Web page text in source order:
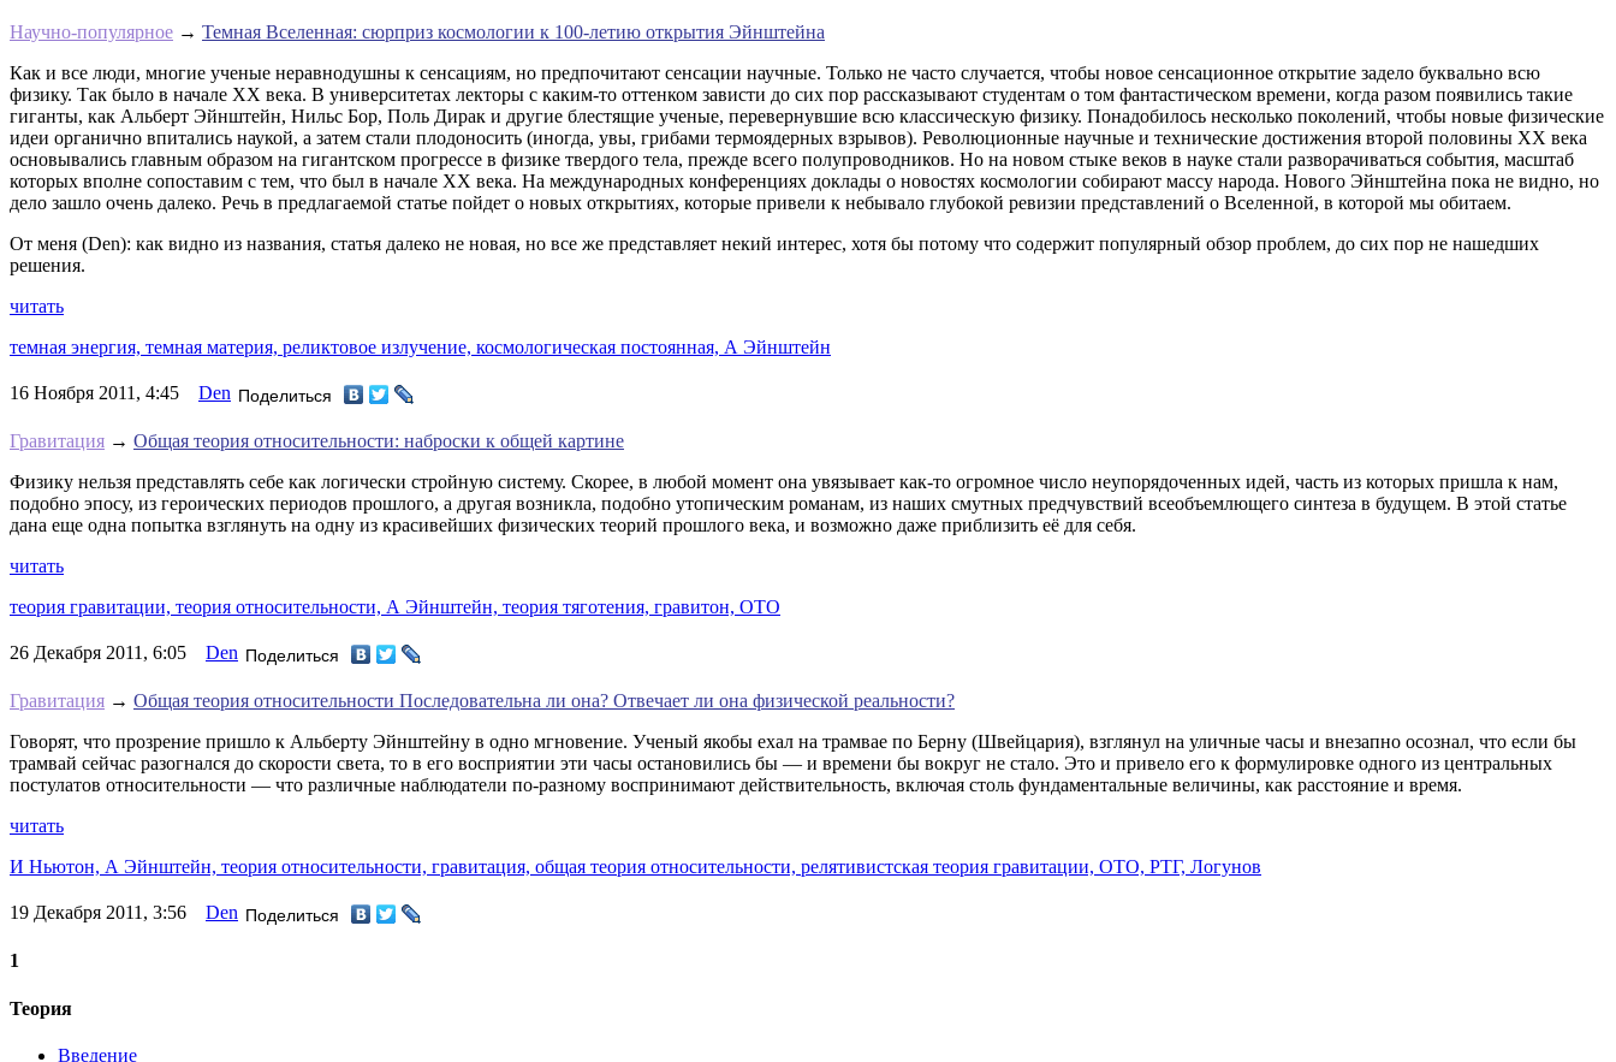
Научно-популярное → Темная Вселенная: сюрприз космологии к 100-летию открытия Эйнштейна
Как и все люди, многие ученые неравнодушны к сенсациям, но предпочитают сенсации научные. Только не часто случается, чтобы новое сенсационное открытие задело буквально всю
физику. Так было в начале ХХ века. В университетах лекторы с каким-то оттенком зависти до сих пор рассказывают студентам о том фантастическом времени, когда разом появились такие
гиганты, как Альберт Эйнштейн, Нильс Бор, Поль Дирак и другие блестящие ученые, перевернувшие всю классическую физику. Понадобилось несколько поколений, чтобы новые физические
идеи органично впитались наукой, а затем стали плодоносить (иногда, увы, грибами термоядерных взрывов). Революционные научные и технические достижения второй половины ХХ века
основывались главным образом на гигантском прогрессе в физике твердого тела, прежде всего полупроводников. Но на новом стыке веков в науке стали разворачиваться события, масштаб
которых вполне сопоставим с тем, что был в начале XX века. На международных конференциях доклады о новостях космологии собирают массу народа. Нового Эйнштейна пока не видно, но
дело зашло очень далеко. Речь в предлагаемой статье пойдет о новых открытиях, которые привели к небывало глубокой ревизии представлений о Вселенной, в которой мы обитаем.
От меня (Den): как видно из названия, статья далеко не новая, но все же представляет некий интерес, хотя бы потому что содержит популярный обзор проблем, до сих пор не нашедших
решения.
читать
темная энергия, темная материя, реликтовое излучение, космологическая постоянная, А Эйнштейн
16 Ноября 2011, 4:45 Den Поделиться
Гравитация → Общая теория относительности: наброски к общей картине
Физику нельзя представлять себе как логически стройную систему. Скорее, в любой момент она увязывает как-то огромное число неупорядоченных идей, часть из которых пришла к нам,
подобно эпосу, из героических периодов прошлого, а другая возникла, подобно утопическим романам, из наших смутных предчувствий всеобъемлющего синтеза в будущем. В этой статье
дана еще одна попытка взглянуть на одну из красивейших физических теорий прошлого века, и возможно даже приблизить её для себя.
читать
теория гравитации, теория относительности, А Эйнштейн, теория тяготения, гравитон, ОТО
26 Декабря 2011, 6:05 Den Поделиться
Гравитация → Общая теория относительности Последовательна ли она? Отвечает ли она физической реальности?
Говорят, что прозрение пришло к Альберту Эйнштейну в одно мгновение. Ученый якобы ехал на трамвае по Берну (Швейцария), взглянул на уличные часы и внезапно осознал, что если бы
трамвай сейчас разогнался до скорости света, то в его восприятии эти часы остановились бы — и времени бы вокруг не стало. Это и привело его к формулировке одного из центральных
постулатов относительности — что различные наблюдатели по-разному воспринимают действительность, включая столь фундаментальные величины, как расстояние и время.
читать
И Ньютон, А Эйнштейн, теория относительности, гравитация, общая теория относительности, релятивистская теория гравитации, ОТО, РТГ, Логунов
19 Декабря 2011, 3:56 Den Поделиться
1
Теория
Введение